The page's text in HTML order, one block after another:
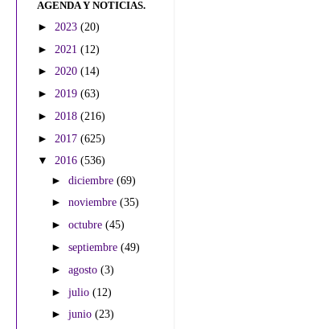
AGENDA Y NOTICIAS.
► 2023 (20)
► 2021 (12)
► 2020 (14)
► 2019 (63)
► 2018 (216)
► 2017 (625)
▼ 2016 (536)
►diciembre(69)
►noviembre(35)
►octubre(45)
►septiembre(49)
►agosto(3)
►julio(12)
►junio(23)